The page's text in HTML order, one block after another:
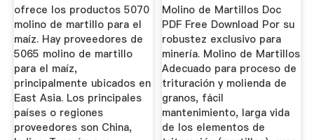
Para El Maíz ...
ofrece los productos 5070
molino de martillo para el
maíz. Hay proveedores de
5065 molino de martillo
para el maíz,
principalmente ubicados en
East Asia. Los principales
países o regiones
proveedores son China,
Molino de Martillos Doc
PDF Free Download Por su
robustez exclusivo para
minería. Molino de Martillos
Adecuado para proceso de
trituración y molienda de
granos, fácil
mantenimiento, larga vida
de los elementos de